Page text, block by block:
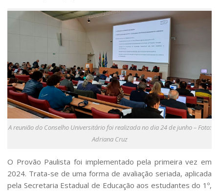
A reunião do Conselho Universitário foi realizada no dia 24 de junho – Foto:
Adriana Cruz
O Provão Paulista foi implementado pela primeira vez em
2024. Trata-se de uma forma de avaliação seriada, aplicada
pela Secretaria Estadual de Educação aos estudantes do 1º,